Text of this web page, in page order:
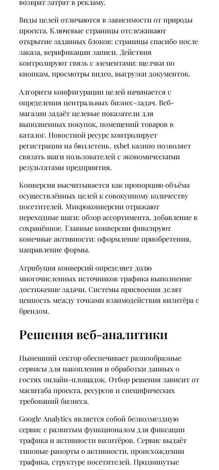
Виды целей отличаются в зависимости от природы
проекта. Ключевые страницы отслеживают
открытие заданных блоков: страницы спасибо после
заказа, верификации записи. Действия
контролируют связь с элементами: щелчки по
кнопкам, просмотры видео, выгрузки документов.
Алгоритм конфигурации целей начинается с
определения центральных бизнес-задач. Веб-
магазин задаёт целевые показатели для
выполненных покупок, помещений товаров в
каталог. Новостной ресурс контролирует
регистрации на бюллетень. 1xbet казино позволяет
связать шаги пользователей с экономическими
результатами предприятия.
Конверсия высчитывается как пропорцию объёма
осуществлённых целей к совокупному количеству
посетителей. Микроконверсии отражают
переходные шаги: обзор ассортимента, добавление в
сохранённое. Главные конверсии фиксируют
конечные активности: оформление приобретения,
направление формы.
Атрибуция конверсий определяет долю
многочисленных источников трафика выполнение
достижение задачи. Системы присвоения делят
ценность между точками взаимодействия визитёра с
брендом.
Решения веб-аналитики
Нынешний сектор обеспечивает разнообразные
сервисы для накопления и обработки данных о
гостях онлайн-площадок. Отбор решения зависит от
масштаба проекта, ресурсов и специфических
требований бизнеса.
Google Analytics является собой безвозмездную
сервис с развитым функционалом для фиксации
трафика и активности визитёров. Сервис выдаёт
типовые рапорты о активности, происхождении
трафика, структуре посетителей. Продвинутые